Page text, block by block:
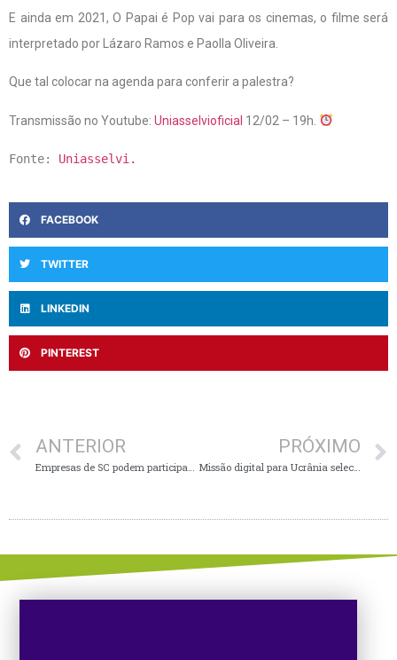
E ainda em 2021, O Papai é Pop vai para os cinemas, o filme será
interpretado por Lázaro Ramos e Paolla Oliveira.
Que tal colocar na agenda para conferir a palestra?
Transmissão no Youtube: Uniasselvioficial 12/02 – 19h.
Fonte: Uniasselvi.
FACEBOOK
TWITTER
LINKEDIN
PINTEREST
ANTERIOR
Empresas de SC podem participar do Programa Desafio Cibernético da Finep
PRÓXIMO
Missão digital para Ucrânia selecionará 50 startups brasileiras